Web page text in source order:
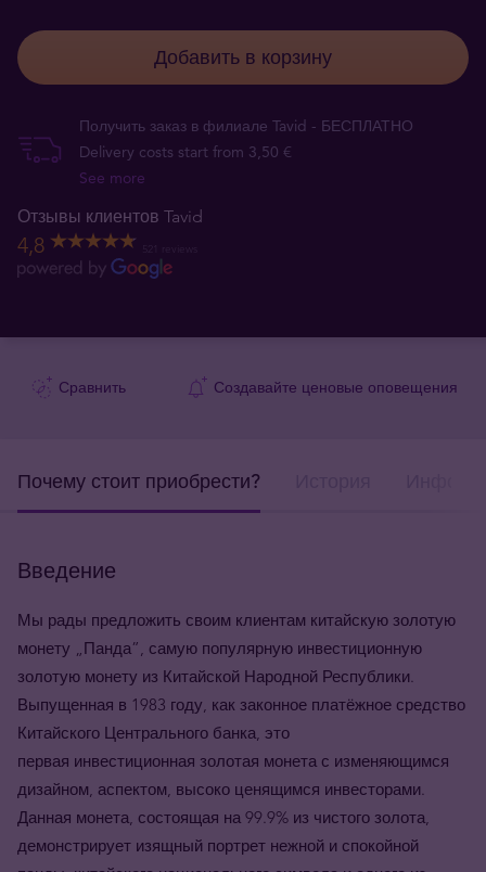
Добавить в корзину
Получить заказ в филиале Tavid - БЕСПЛАТНО
Delivery costs start from 3,50 €
See more
Отзывы клиентов Tavid
4,8
Сравнить Создавайте ценовые оповещения
Почему стоит приобрести?
Введение
Мы рады предложить своим клиентам китайскую золотую
монету „Панда”, самую популярную инвестиционную
золотую монету из Китайской Народной Республики.
Выпущенная в 1983 году, как законное платёжное средство
Китайского Центрального банка, это
первая инвестиционная золотая монета с изменяющимся
дизайном, аспектом, высоко ценящимся инвесторами.
Данная монета, состоящая на 99.9% из чистого золота,
демонстрирует изящный портрет нежной и спокойной